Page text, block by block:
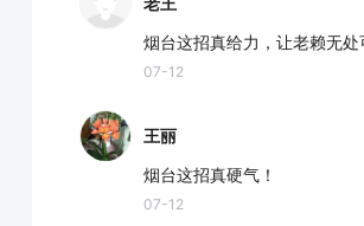
烟台这招真给力，让老赖无处
07-12
王丽
烟台这招真硬气！
07-12